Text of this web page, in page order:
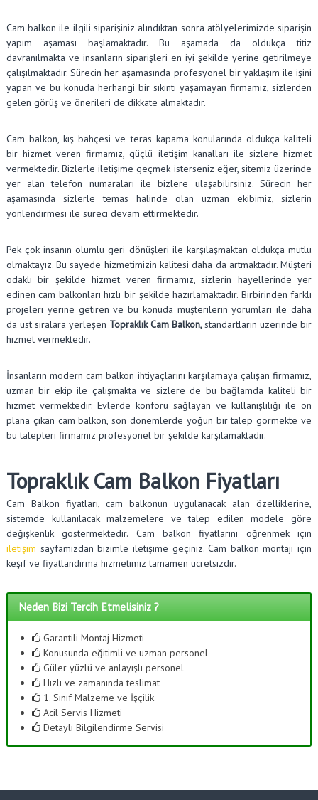
Cam balkon ile ilgili siparişiniz alındıktan sonra atölyelerimizde siparişin
yapım aşaması başlamaktadır. Bu aşamada da oldukça titiz
davranılmakta ve insanların siparişleri en iyi şekilde yerine getirilmeye
çalışılmaktadır. Sürecin her aşamasında profesyonel bir yaklaşım ile işini
yapan ve bu konuda herhangi bir sıkıntı yaşamayan firmamız, sizlerden
gelen görüş ve önerileri de dikkate almaktadır.
Cam balkon, kış bahçesi ve teras kapama konularında oldukça kaliteli
bir hizmet veren firmamız, güçlü iletişim kanalları ile sizlere hizmet
vermektedir. Bizlerle iletişime geçmek isterseniz eğer, sitemiz üzerinde
yer alan telefon numaraları ile bizlere ulaşabilirsiniz. Sürecin her
aşamasında sizlerle temas halinde olan uzman ekibimiz, sizlerin
yönlendirmesi ile süreci devam ettirmektedir.
Pek çok insanın olumlu geri dönüşleri ile karşılaşmaktan oldukça mutlu
olmaktayız. Bu sayede hizmetimizin kalitesi daha da artmaktadır. Müşteri
odaklı bir şekilde hizmet veren firmamız, sizlerin hayellerinde yer
edinen cam balkonları hızlı bir şekilde hazırlamaktadır. Birbirinden farklı
projeleri yerine getiren ve bu konuda müşterilerin yorumları ile daha
da üst sıralara yerleşen Topraklık Cam Balkon,standartların üzerinde bir
hizmet vermektedir.
İnsanların modern cam balkon ihtiyaçlarını karşılamaya çalışan firmamız,
uzman bir ekip ile çalışmakta ve sizlere de bu bağlamda kaliteli bir
hizmet vermektedir. Evlerde konforu sağlayan ve kullanışlılığı ile ön
plana çıkan cam balkon, son dönemlerde yoğun bir talep görmekte ve
bu talepleri firmamız profesyonel bir şekilde karşılamaktadır.
Topraklık Cam Balkon Fiyatları
Cam Balkon fiyatları, cam balkonun uygulanacak alan özelliklerine,
sistemde kullanılacak malzemelere ve talep edilen modele göre
değişkenlik göstermektedir. Cam balkon fiyatlarını öğrenmek için
iletişim sayfamızdan bizimle iletişime geçiniz. Cam balkon montajı için
keşif ve fiyatlandırma hizmetimiz tamamen ücretsizdir.
Neden Bizi Tercih Etmelisiniz ?
Garantili Montaj Hizmeti
Konusunda eğitimli ve uzman personel
Güler yüzlü ve anlayışlı personel
Hızlı ve zamanında teslimat
1. Sınıf Malzeme ve İşçilik
Acil Servis Hizmeti
Detaylı Bilgilendirme Servisi